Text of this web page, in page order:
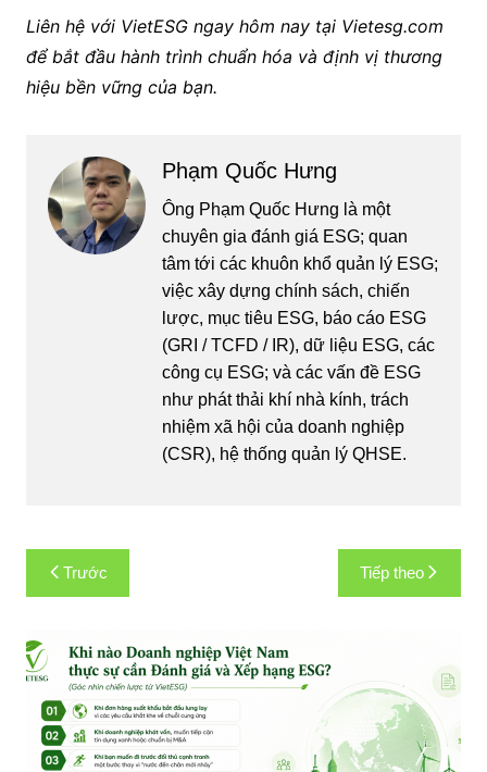
Liên hệ với VietESG ngay hôm nay tại Vietesg.com
để bắt đầu hành trình chuẩn hóa và định vị thương
hiệu bền vững của bạn.
Phạm Quốc Hưng
Ông Phạm Quốc Hưng là một
chuyên gia đánh giá ESG; quan
tâm tới các khuôn khổ quản lý ESG;
việc xây dựng chính sách, chiến
lược, mục tiêu ESG, báo cáo ESG
(GRI / TCFD / IR), dữ liệu ESG, các
công cụ ESG; và các vấn đề ESG
như phát thải khí nhà kính, trách
nhiệm xã hội của doanh nghiệp
(CSR), hệ thống quản lý QHSE.
Điều
hướng
bài
viết
Trước Tiếp theo